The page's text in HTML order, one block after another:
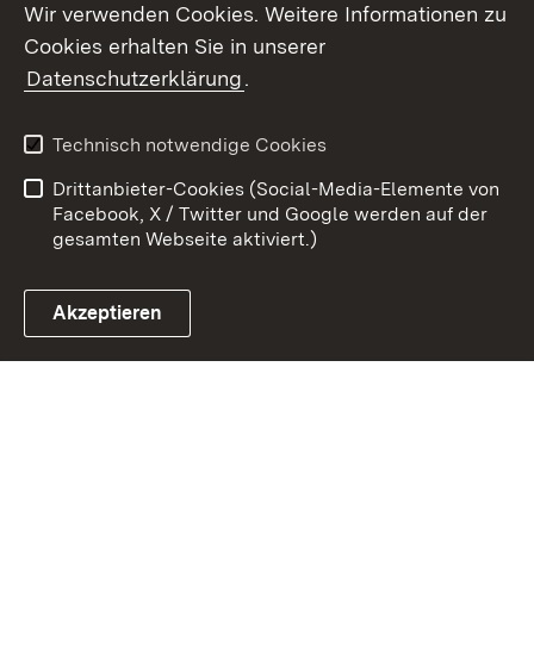
Link zum Landesportal
Kontakt
Barrierefreiheit
Impressum
Cookies
Wir verwenden Cookies. Weitere Informationen zu
Cookies erhalten Sie in unserer
Datenschutzerklärung.
Technisch notwendige Cookies
Drittanbieter-Cookies (Social-Media-Elemente von
Facebook, X / Twitter und Google werden auf der
gesamten Webseite aktiviert.)
Akzeptieren